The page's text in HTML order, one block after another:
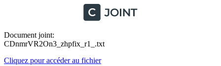
Document joint:
CDnmrVR2On3_zhpfix_r1_.txt
Cliquez pour accéder au fichier